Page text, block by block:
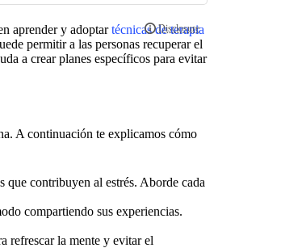
aprender y adoptartécnicas de terapia
permitir a las personas recuperar el
a crear planes específicos para evitar
A continuación te explicamos cómo
que contribuyen al estrés. Aborde cada
compartiendo sus experiencias.
refrescar la mente y evitar el